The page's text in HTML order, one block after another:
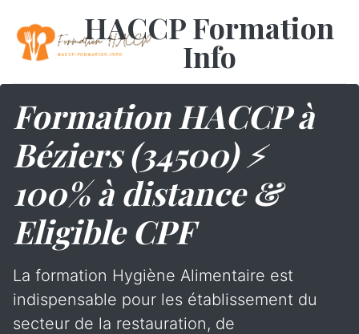
HACCP Formation
Info
Formation HACCP à
Béziers (34500) ⚡
100% à distance &
Eligible CPF
La formation Hygiène Alimentaire est
indispensable pour les établissement du
secteur de la restauration, de